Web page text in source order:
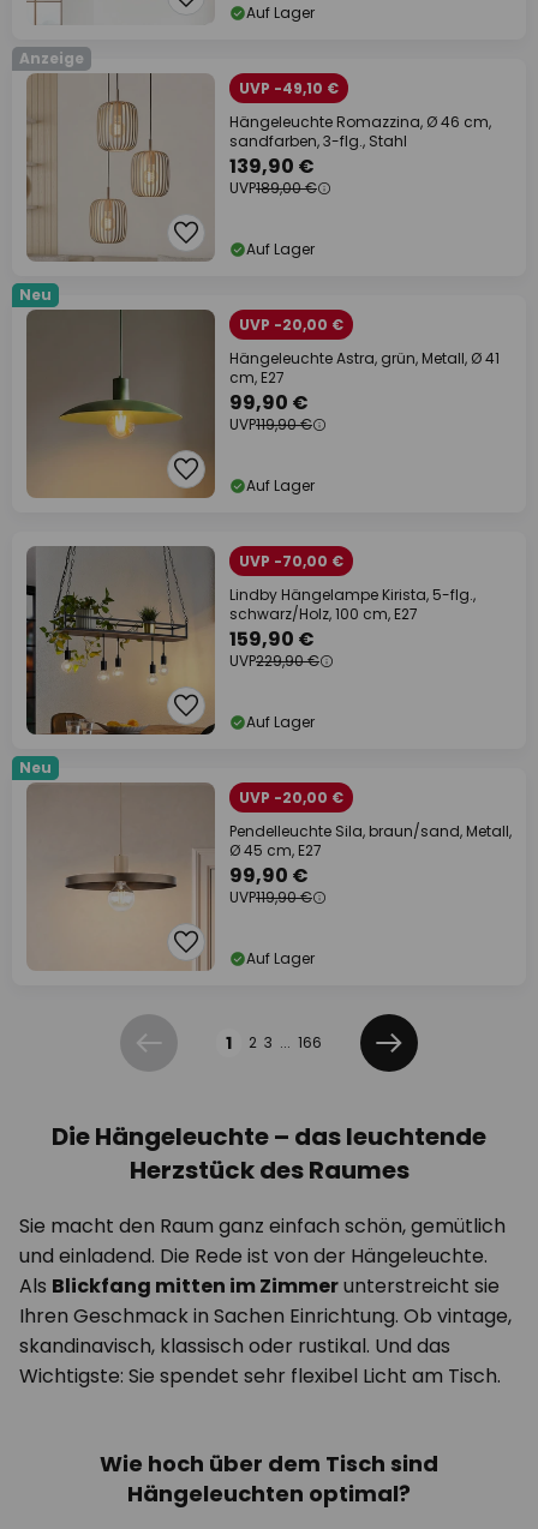
Auf Lager
Anzeige
UVP -49,10 €
Hängeleuchte Romazzina, Ø 46 cm,
sandfarben, 3-flg., Stahl
139,90 €
UVP189,00 €
Auf Lager
Neu
UVP -20,00 €
Hängeleuchte Astra, grün, Metall, Ø 41
cm, E27
99,90 €
UVP119,90 €
Auf Lager
UVP -70,00 €
Lindby Hängelampe Kirista, 5-flg.,
schwarz/Holz, 100 cm, E27
159,90 €
UVP229,90 €
Auf Lager
Neu
UVP -20,00 €
Pendelleuchte Sila, braun/sand, Metall,
Ø 45 cm, E27
99,90 €
UVP119,90 €
Auf Lager
Zurück 1 2 3 ... 166
Weiter
Die Hängeleuchte – das leuchtende
Herzstück des Raumes
Sie macht den Raum ganz einfach schön, gemütlich
und einladend. Die Rede ist von der Hängeleuchte.
Als Blickfang mitten im Zimmerunterstreicht sie
Ihren Geschmack in Sachen Einrichtung. Ob vintage,
skandinavisch, klassisch oder rustikal. Und das
Wichtigste: Sie spendet sehr flexibel Licht am Tisch.
Wie hoch über dem Tisch sind
Hängeleuchten optimal?